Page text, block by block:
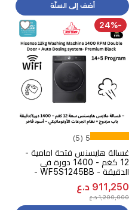
أضف إلى السلّة
-24%
5 (5)
غسالة هايسنس فتحة امامية -
12 كغم - 1400 دورة في
الدقيقة - WF5S1245BB -
اسود
911,250 د.ع
1,200,000 د.ع